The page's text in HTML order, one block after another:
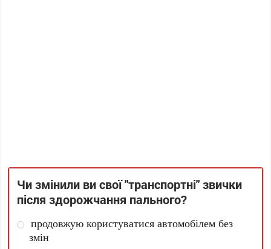
Чи змінили ви свої "транспортні" звички
після здорожчання пального?
продовжую користуватися автомобілем без
змін